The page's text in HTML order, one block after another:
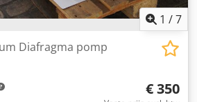
1 /7
Diafragma pomp
€ 350